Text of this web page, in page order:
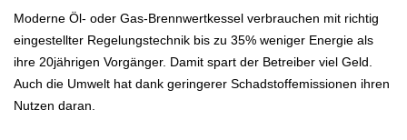
Moderne Öl- oder Gas-Brennwertkessel verbrauchen mit richtig
eingestellter Regelungstechnik bis zu 35% weniger Energie als
ihre 20jährigen Vorgänger. Damit spart der Betreiber viel Geld.
Auch die Umwelt hat dank geringerer Schadstoffemissionen ihren
Nutzen daran.